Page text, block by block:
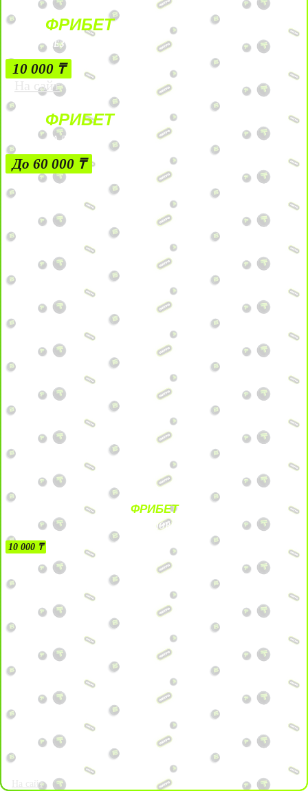
ФРИБЕТ
БЕЗ УСЛОВИЙ
10 000 ₸
На сайт
ФРИБЕТ
ЗА ДЕПОЗИТЫ
До 60 000 ₸
ФРИБЕТ
БЕЗ УСЛОВИЙ
10 000 ₸
На сайт